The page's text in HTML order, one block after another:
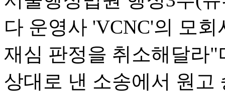
다 운영사 'VCNC'의 모
재심 판정을 취소해달라
상대로 낸 소송에서 원고